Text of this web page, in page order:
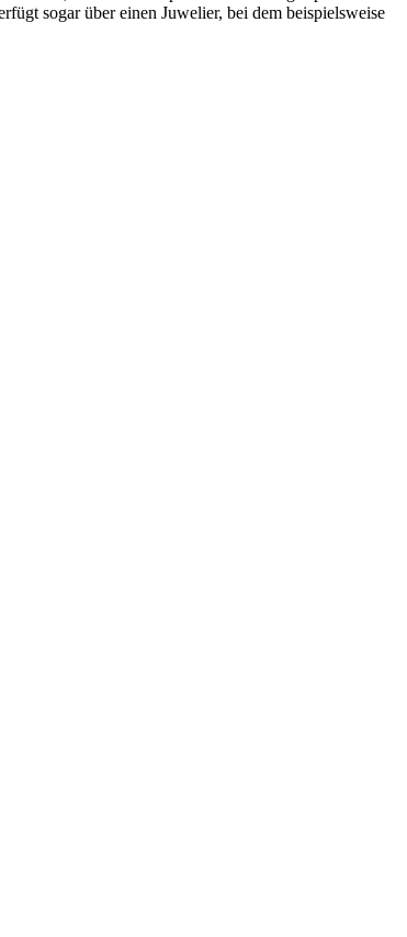
sogar über einen Juwelier, bei dem beispielsweise